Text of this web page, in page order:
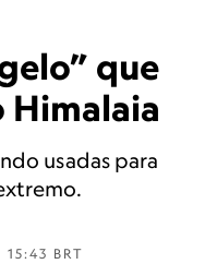
que
usadas para
15:43 BRT